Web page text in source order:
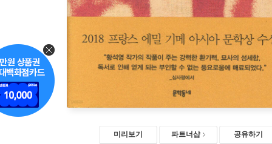
미리보기 파트너샵 공유하기